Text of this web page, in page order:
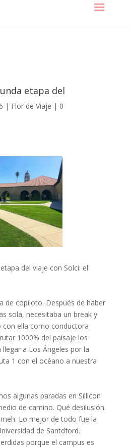
etapa del
| Flor de Viaje | 0
del viaje con Solci: el
de copiloto. Después de haber
sola, necesitaba un break y
con ella como conductora
1000% del paisaje los
a Los Ángeles por la
1 con el océano a nuestra
algunas paradas en Sillicon
de camino. Qué desilusión.
Lo mejor de todo fue la
de Santdford.
porque el campus es